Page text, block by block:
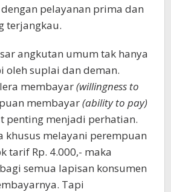
pelayanan prima dan
terjangkau.
angkutan umum tak hanya
oleh suplai dan deman.
membayar(willingness to
membayar(ability to pay)
penting menjadi perhatian.
khusus melayani perempuan
tarif Rp. 4.000,- maka
semua lapisan konsumen
Tapi